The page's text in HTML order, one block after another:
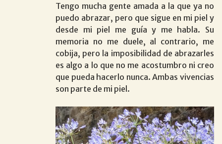
Tengo mucha gente amada a la que ya no
puedo abrazar, pero que sigue en mi piel y
desde mi piel me guía y me habla. Su
memoria no me duele, al contrario, me
cobija, pero la imposibilidad de abrazarles
es algo a lo que no me acostumbro ni creo
que pueda hacerlo nunca. Ambas vivencias
son parte de mi piel.